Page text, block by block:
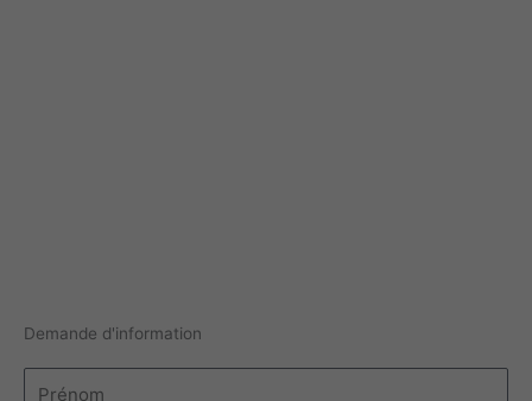
Demande d'information